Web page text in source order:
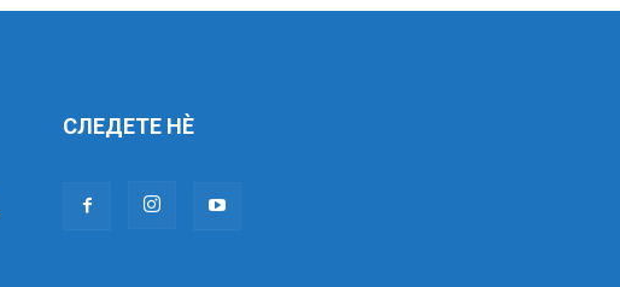
СЛЕДЕТЕ НÈ